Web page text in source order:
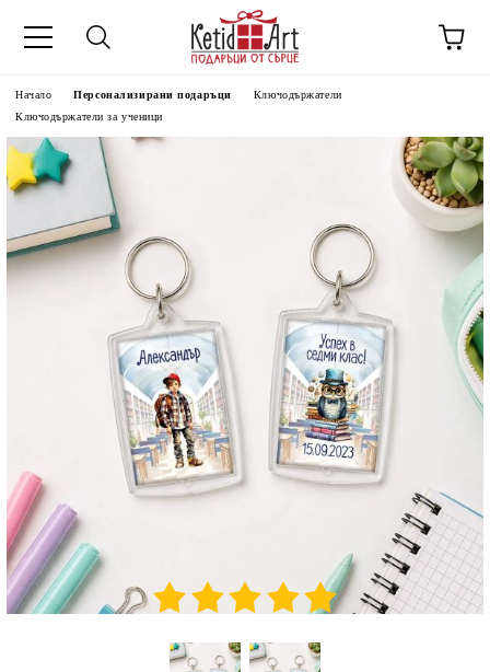
Начало Персонализирани подаръци
Ключодържатели
Ключодържатели за ученици